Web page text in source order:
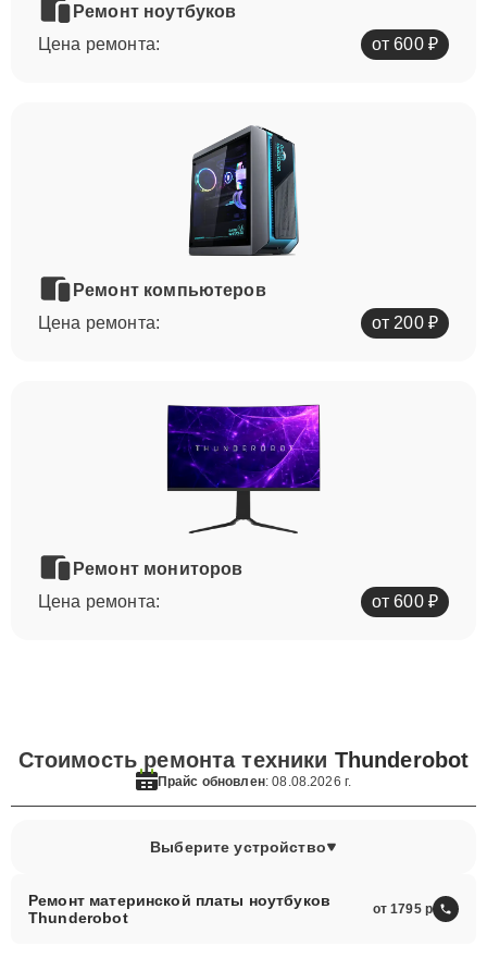
Ремонт ноутбуков
Цена ремонта:
от 600 ₽
Ремонт компьютеров
Цена ремонта:
от 200 ₽
Ремонт мониторов
Цена ремонта:
от 600 ₽
Стоимость ремонта техники Thunderobot
Прайс обновлен: 08.08.2026 г.
Выберите устройство
Ремонт материнской платы ноутбуков
Thunderobot
от 1795